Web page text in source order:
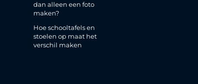
dan alleen een foto
maken?
Hoe schooltafels en
stoelen op maat het
verschil maken